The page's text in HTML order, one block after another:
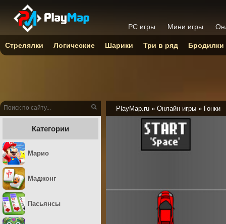
PlayMap.ru » Онлайн игры » Гонки
Категории
Марио
Маджонг
Пасьянсы
PC игры Мини игры
Стрелялки Логические Шарики Три в ряд Бродилки